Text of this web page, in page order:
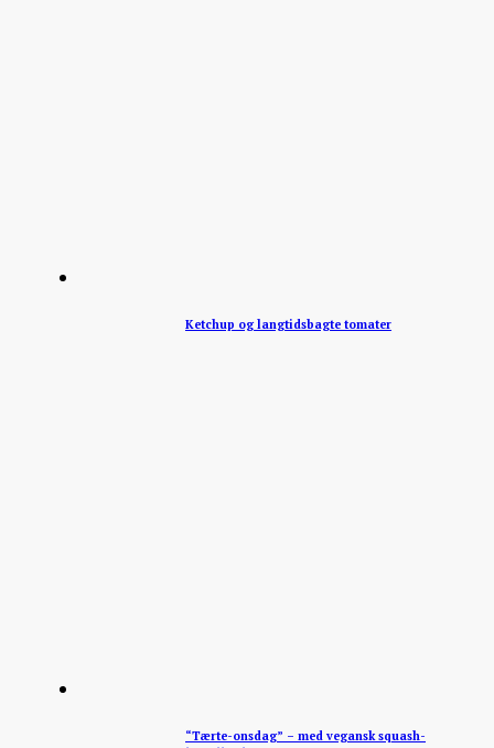
Ketchup og langtidsbagte tomater
“Tærte-onsdag” – med vegansk squash-